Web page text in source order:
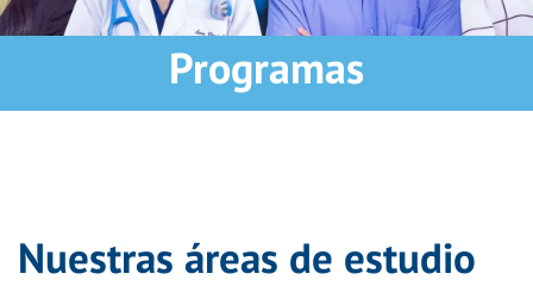
Programas
Nuestras áreas de estudio